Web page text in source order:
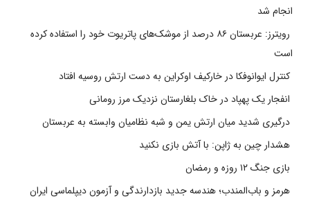
انجام شد
رویترز: عربستان ۸۶ درصد از موشک‌های پاتریوت خود را استفاده کرده
است
کنترل ایوانوفکا در خارکیف اوکراین به دست ارتش روسیه افتاد
انفجار یک پهپاد در خاک بلغارستان نزدیک مرز رومانی
درگیری شدید میان ارتش یمن و شبه نظامیان وابسته به عربستان
هشدار چین به ژاپن: با آتش بازی نکنید
بازی جنگ ۱۲ روزه و رمضان
هرمز و باب‌المندب؛ هندسه جدید بازدارندگی و آزمون دیپلماسی ایران